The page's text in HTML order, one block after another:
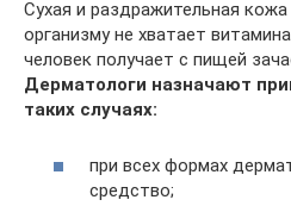
Сухая и раздражительная
организму не хватает
человек получает с пищей
Дерматологи назначают
таких случаях:
при всех формах
средство;